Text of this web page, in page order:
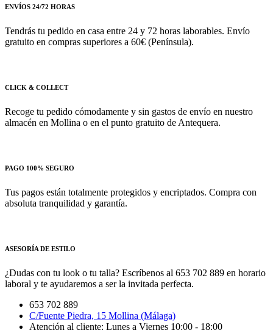
ENVÍOS 24/72 HORAS
Tendrás tu pedido en casa entre 24 y 72 horas laborables. Envío
gratuito en compras superiores a 60€ (Península).
CLICK & COLLECT
Recoge tu pedido cómodamente y sin gastos de envío en nuestro
almacén en Mollina o en el punto gratuito de Antequera.
PAGO 100% SEGURO
Tus pagos están totalmente protegidos y encriptados. Compra con
absoluta tranquilidad y garantía.
ASESORÍA DE ESTILO
¿Dudas con tu look o tu talla? Escríbenos al 653 702 889 en horario
laboral y te ayudaremos a ser la invitada perfecta.
653 702 889
C/Fuente Piedra, 15 Mollina (Málaga)
Atención al cliente: Lunes a Viernes 10:00 - 18:00